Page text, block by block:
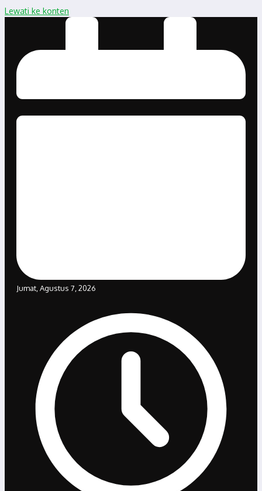
Lewati ke konten
Jumat, Agustus 7, 2026